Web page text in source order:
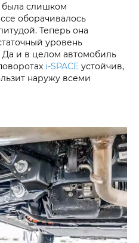
была слишком
оборачивалось
Теперь она
уровень
Да и в целом автомобиль
i‑SPACE устойчив,
наружу всеми